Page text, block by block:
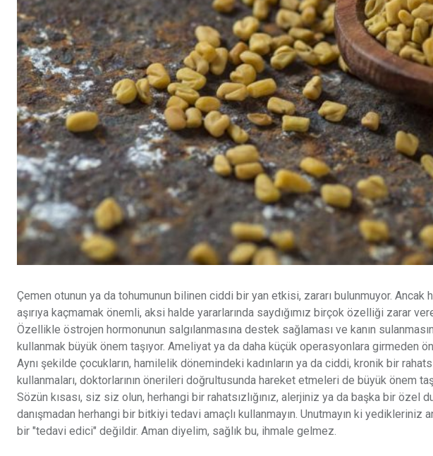
Çemen otunun ya da tohumunun bilinen ciddi bir yan etkisi, zararı bulunmuyor. Ancak
aşırıya kaçmamak önemli, aksi halde yararlarında saydığımız birçok özelliği zarar
Özellikle östrojen hormonunun salgılanmasına destek sağlaması ve kanın
kullanmak büyük önem taşıyor. Ameliyat ya da daha küçük operasyonlara girmeden
Aynı şekilde çocukların, hamilelik dönemindeki kadınların ya da ciddi, kronik bir
kullanmaları, doktorlarının önerileri doğrultusunda hareket etmeleri de büyük önem
Sözün kısası, siz siz olun, herhangi bir rahatsızlığınız, alerjiniz ya da başka bir özel
danışmadan herhangi bir bitkiyi tedavi amaçlı kullanmayın. Unutmayın ki yedikleriniz
bir "tedavi edici" değildir. Aman diyelim, sağlık bu, ihmale gelmez.